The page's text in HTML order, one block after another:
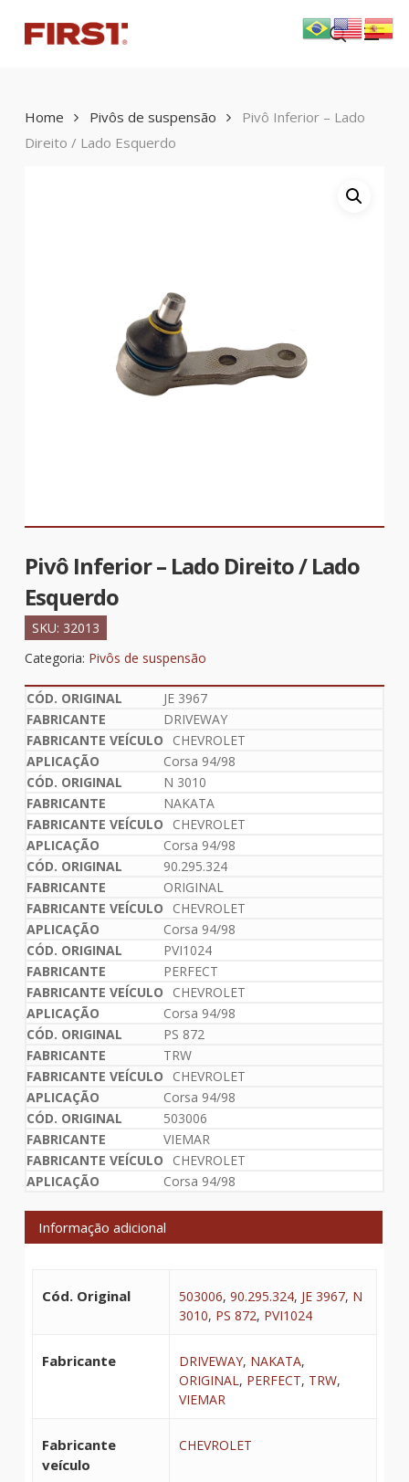
main
search
Menu
Home Pivôs de suspensão
Pivô Inferior – Lado
Direito / Lado Esquerdo
Pivô Inferior – Lado Direito / Lado
Esquerdo
SKU: 32013
Categoria: Pivôs de suspensão
JE 3967
DRIVEWAY
CHEVROLET
Corsa 94/98
N 3010
NAKATA
CHEVROLET
Corsa 94/98
90.295.324
ORIGINAL
CHEVROLET
Corsa 94/98
PVI1024
PERFECT
CHEVROLET
Corsa 94/98
PS 872
TRW
CHEVROLET
Corsa 94/98
503006
VIEMAR
CHEVROLET
Corsa 94/98
Informação adicional
Cód. Original 503006, 90.295.324, JE 3967, N
3010, PS 872, PVI1024
Fabricante DRIVEWAY, NAKATA,
ORIGINAL, PERFECT, TRW,
VIEMAR
Fabricante
veículo
CHEVROLET